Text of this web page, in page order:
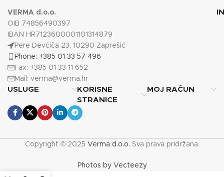
VERMA d.o.o.
OIB 74856490397
IBAN HR7123600001101314879
Pere Devćiča 23, 10290 Zaprešić
Phone: +385 01 33 57 496
Fax: +385 01 33 11 652
Mail: verma@verma.hr
USLUGE
KORISNE
STRANICE
MOJ RAČUN
Copyright © 2025 Verma d.o.o. Sva prava pridržana.
Photos by Vecteezy